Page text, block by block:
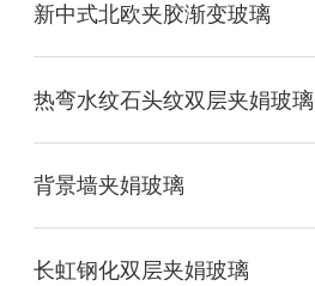
新中式北欧夹胶渐变玻璃
热弯水纹石头纹双层夹娟玻璃
背景墙夹娟玻璃
长虹钢化双层夹娟玻璃